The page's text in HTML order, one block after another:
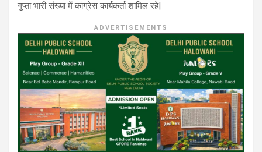
गुप्ता भारी संख्या में कांग्रेस कार्यकर्ता शामिल रहे|
ADVERTISEMENTS